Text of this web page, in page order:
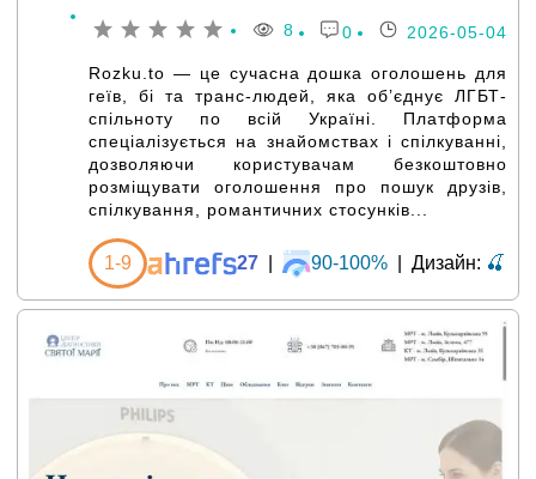
8 0 2026-05-04
Rozku.to — це сучасна дошка оголошень для
геїв, бі та транс-людей, яка об’єднує ЛГБТ-
спільноту по всій Україні. Платформа
спеціалізується на знайомствах і спілкуванні,
дозволяючи користувачам безкоштовно
розміщувати оголошення про пошук друзів,
спілкування, романтичних стосунків...
1-9 27| 90-100%| Дизайн: 🍒